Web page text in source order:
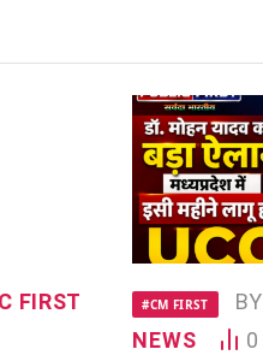
FIRST
#CM FIRST BY
NEWS
0